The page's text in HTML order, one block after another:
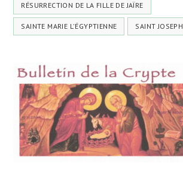
RÉSURRECTION DE LA FILLE DE JAÏRE
SAINTE MARIE L'ÉGYPTIENNE SAINT JOSEPH